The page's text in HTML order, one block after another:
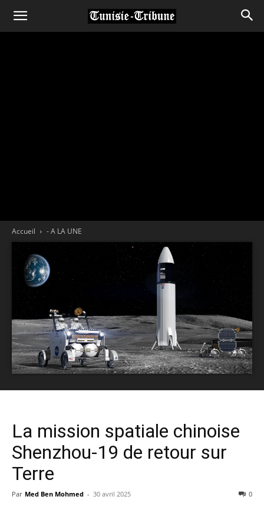
Accueil - A LA UNE
La mission spatiale chinoise
Shenzhou-19 de retour sur
Terre
Par Med Ben Mohmed - 30 avril 2025 0